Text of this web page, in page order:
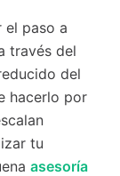
el paso a
través del
del
hacerlo por
tu
asesoría